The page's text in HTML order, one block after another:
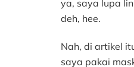
ya, saya lupa
deh, hee.
Nah, di artikel
saya pakai